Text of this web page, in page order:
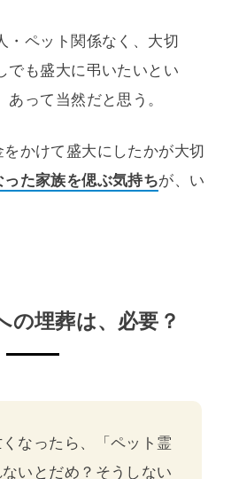
・ペット関係なく、大切
でも盛大に弔いたいとい
あって当然だと思う。
かけて盛大にしたかが大切
た家族を偲ぶ気持ちが、い
の埋葬は、必要？
なったら、「ペット霊
いとだめ？そうしない